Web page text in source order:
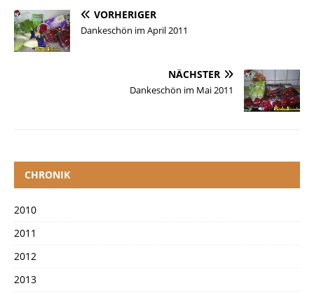
VORHERIGER
Dankeschön im April 2011
NÄCHSTER
Dankeschön im Mai 2011
CHRONIK
2010
2011
2012
2013